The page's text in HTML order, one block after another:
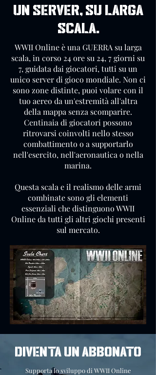
Un server, su larga
scala.
WWII Online è una GUERRA su larga
scala, in corso 24 ore su 24, 7 giorni su
7, guidata dai giocatori, tutti su un
unico server di gioco mondiale. Non ci
sono zone distinte, puoi volare con il
tuo aereo da un'estremità all'altra
della mappa senza scomparire.
Centinaia di giocatori possono
ritrovarsi coinvolti nello stesso
combattimento o a supportarlo
nell'esercito, nell'aeronautica o nella
marina.
Questa scala e il realismo delle armi
combinate sono gli elementi
essenziali che distinguono WWII
Online da tutti gli altri giochi presenti
sul mercato.
DIVENTA UN ABBONATO
Supporta lo sviluppo di WWII Online